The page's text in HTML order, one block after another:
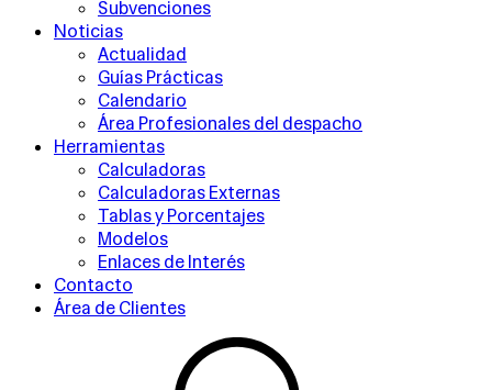
Subvenciones
Noticias
Actualidad
Guías Prácticas
Calendario
Área Profesionales del despacho
Herramientas
Calculadoras
Calculadoras Externas
Tablas y Porcentajes
Modelos
Enlaces de Interés
Contacto
Área de Clientes